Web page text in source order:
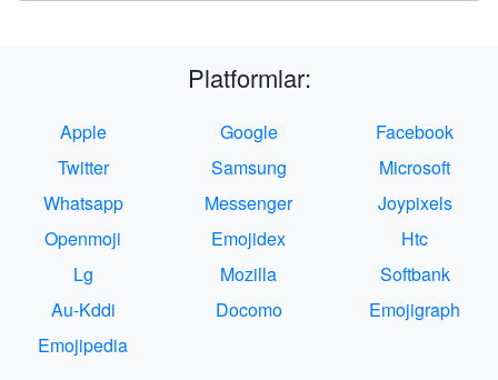
Platformlar:
Apple Google
Facebook
Twitter
Samsung
Microsoft
Whatsapp
Messenger
Joypixels
Openmoji
Emojidex
Htc
Lg
Mozilla
Softbank
Au-Kddi
Docomo
Emojigraph
Emojipedia